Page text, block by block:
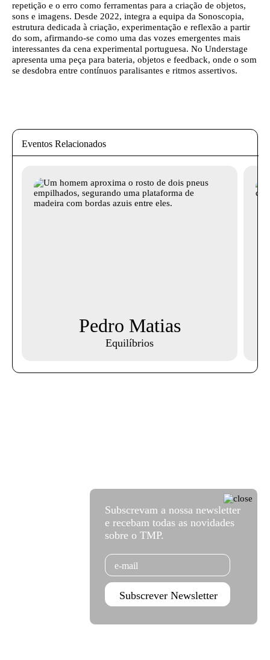
repetição e o erro como ferramentas para a criação de objetos,
sons e imagens. Desde 2022, integra a equipa da Sonoscopia,
estrutura dedicada à criação, experimentação e reflexão a partir
do som, afirmando-se como uma das vozes emergentes mais
interessantes da cena experimental portuguesa. No Understage
apresenta uma peça para bateria, objetos e feedback, onde o som
se desdobra entre contínuos paralisantes e ritmos assertivos.
Eventos Relacionados
Pedro Matias
Equilíbrios
Subscrevam a nossa newsletter
e recebam todas as novidades
sobre o TMP.
Email
Subscrever Newsletter